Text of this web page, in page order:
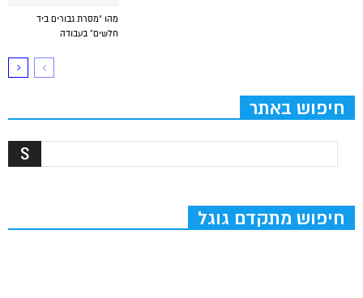
מהו “מסרת גבורים ביד
חלשים” בעבודה
חיפוש באתר
חיפוש מתקדם גוגל